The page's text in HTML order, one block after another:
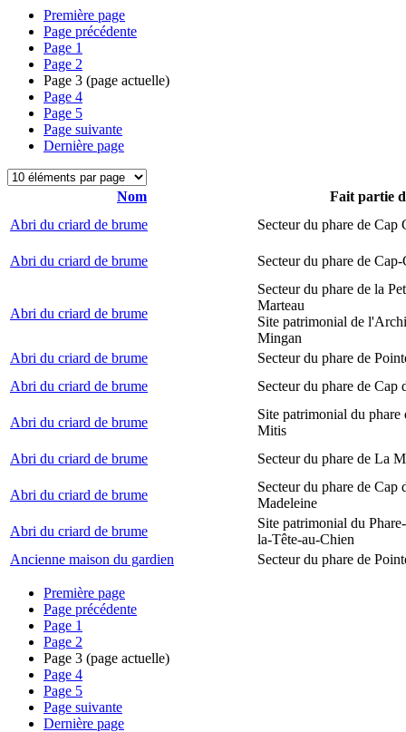
Première page
Page précédente
Page 1
Page 2
Page 3 (page actuelle)
Page 4
Page 5
Page suivante
Dernière page
Nom
Fait partie
Abri du criard de brume
Secteur du phare de Cap
Abri du criard de brume Secteur du phare de Cap-
Abri du criard de brume
Secteur du phare de la
Marteau
Site patrimonial de
Mingan
Abri du criard de brume
Secteur du phare de
Abri du criard de brume
Secteur du phare de Cap
Abri du criard de brume
Site patrimonial du phare
Mitis
Abri du criard de brume
Secteur du phare de La
Abri du criard de brume
Secteur du phare de Cap
Madeleine
Abri du criard de brume
Site patrimonial du
la-Tête-au-Chien
Ancienne maison du gardien
Secteur du phare de
Première page
Page précédente
Page 1
Page 2
Page 3 (page actuelle)
Page 4
Page 5
Page suivante
Dernière page